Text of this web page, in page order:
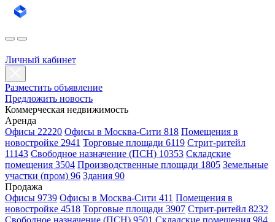
Личный кабинет
Разместить объявление
Предложить новость
Коммерческая недвижимость
Аренда
Офисы 22220 Офисы в Москва-Сити 818 Помещения в
новостройке 2941 Торговые площади 6119 Стрит-ритейл
11143 Свободное назначение (ПСН) 10353 Складские
помещения 3504 Производственные площади 1805 Земельные
участки (пром) 96 Здания 90
Продажа
Офисы 9739 Офисы в Москва-Сити 411 Помещения в
новостройке 4518 Торговые площади 3907 Стрит-ритейл 8232
Свободное назначение (ПСН) 9501 Складские помещения 984